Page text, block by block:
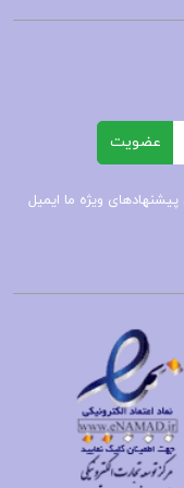
است. کیفیت
برجسته، این
ترجمه کرده است.
می‌تواند لذت
علم و قدرت
بین علم و قدرت
با شجاعت و
می‌شود. این
برتولت برشت
عضویت
ویژه ما ایمیل